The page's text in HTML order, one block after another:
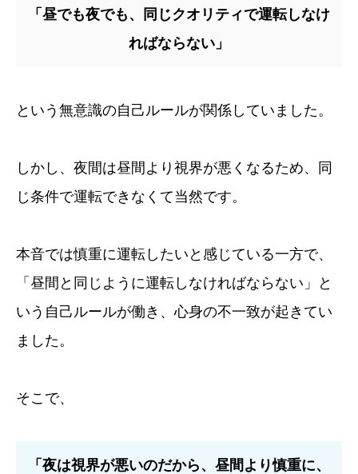
「昼でも夜でも、同じクオリティで運転しなけ
ればならない」
という無意識の自己ルールが関係していました。
しかし、夜間は昼間より視界が悪くなるため、同
じ条件で運転できなくて当然です。
本音では慎重に運転したいと感じている一方で、
「昼間と同じように運転しなければならない」と
いう自己ルールが働き、心身の不一致が起きてい
ました。
そこで、
「夜は視界が悪いのだから、昼間より慎重に、